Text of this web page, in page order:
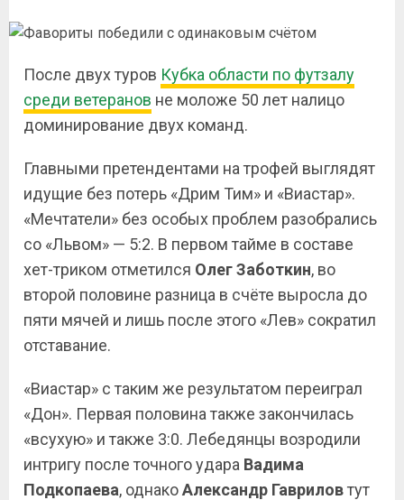
После двух туров Кубка области по футзалу
среди ветеранов не моложе 50 лет налицо
доминирование двух команд.
Главными претендентами на трофей выглядят
идущие без потерь «Дрим Тим» и «Виастар».
«Мечтатели» без особых проблем разобрались
со «Львом» — 5:2. В первом тайме в составе
хет-триком отметился Олег Заботкин, во
второй половине разница в счёте выросла до
пяти мячей и лишь после этого «Лев» сократил
отставание.
«Виастар» с таким же результатом переиграл
«Дон». Первая половина также закончилась
«всухую» и также 3:0. Лебедянцы возродили
интригу после точного удара Вадима
Подкопаева, однакоАлександр Гавриловтут